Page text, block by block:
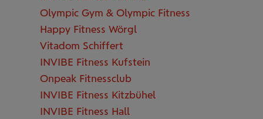
Olympic Gym & Olympic Fitness
Happy Fitness Wörgl
Vitadom Schiffert
INVIBE Fitness Kufstein
Onpeak Fitnessclub
INVIBE Fitness Kitzbühel
INVIBE Fitness Hall